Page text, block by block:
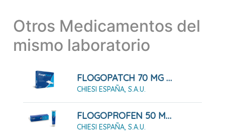
Otros Medicamentos del
mismo laboratorio
FLOGOPATCH 70 MG APOSITO ADHESIVO MEDICAMENTOSO 5 Apósitos
CHIESI ESPAÑA, S.A.U.
FLOGOPROFEN 50 MG/G GEL 60G
CHIESI ESPAÑA, S.A.U.